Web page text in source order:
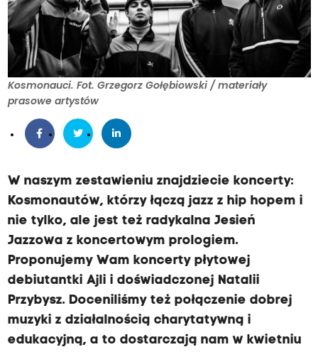
Kosmonauci. Fot. Grzegorz Gołębiowski / materiały
prasowe artystów
W naszym zestawieniu znajdziecie koncerty:
Kosmonautów, którzy łączą jazz z hip hopem i
nie tylko, ale jest też radykalna Jesień
Jazzowa z koncertowym prologiem.
Proponujemy Wam koncerty płytowej
debiutantki Ajli i doświadczonej Natalii
Przybysz. Doceniliśmy też połączenie dobrej
muzyki z działalnością charytatywną i
edukacyjną, a to dostarczają nam w kwietniu